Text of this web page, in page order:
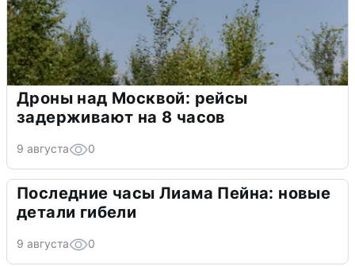
Дроны над Москвой: рейсы
задерживают на 8 часов
9 августа 0
Последние часы Лиама Пейна: новые
детали гибели
9 августа 0